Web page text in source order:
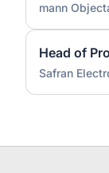
mann
Safran